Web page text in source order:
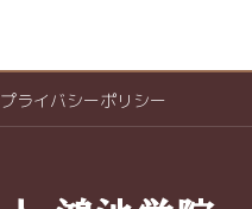
プライバシーポリシー